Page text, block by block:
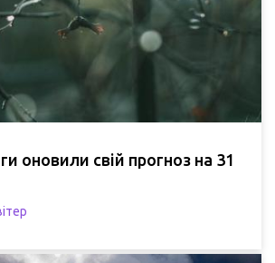
оновили свій прогноз на 31